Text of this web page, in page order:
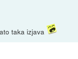
taka izjava